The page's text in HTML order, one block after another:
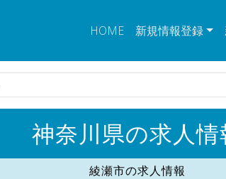
HOME 新規情報登録
神奈川県の求人情
綾瀬市の求人情報